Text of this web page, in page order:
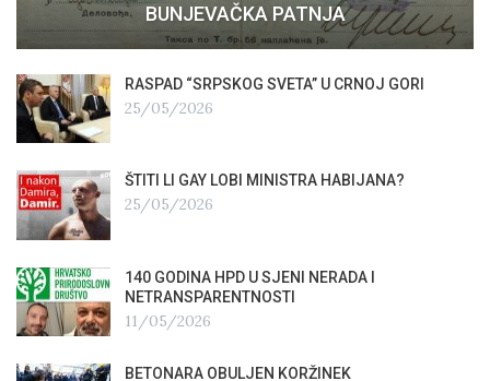
BUNJEVAČKA PATNJA
RASPAD “SRPSKOG SVETA” U CRNOJ GORI
25/05/2026
ŠTITI LI GAY LOBI MINISTRA HABIJANA?
25/05/2026
140 GODINA HPD U SJENI NERADA I
NETRANSPARENTNOSTI
11/05/2026
BETONARA OBULJEN KORŽINEK